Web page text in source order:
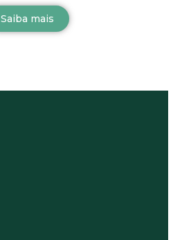
Saiba mais